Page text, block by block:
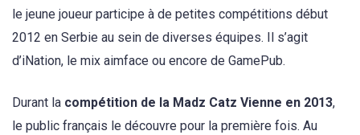
le jeune joueur participe à de petites compétitions début
2012 en Serbie au sein de diverses équipes. Il s’agit
d’iNation, le mix aimface ou encore de GamePub.
Durant la compétition de la Madz Catz Vienne en 2013,
le public français le découvre pour la première fois. Au